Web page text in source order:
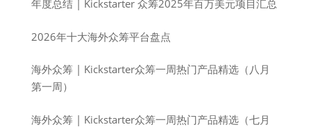
年度总结 | Kickstarter 众筹2025年百万美元项目汇总
2026年十大海外众筹平台盘点
海外众筹 | Kickstarter众筹一周热门产品精选（八月
第一周）
海外众筹 | Kickstarter众筹一周热门产品精选（七月